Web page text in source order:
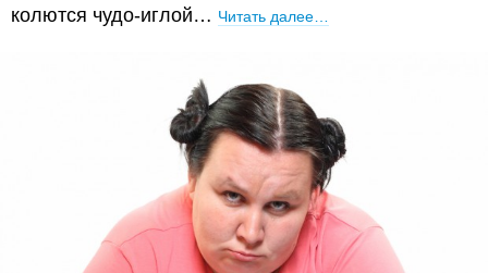
колются чудо-иглой… Читать далее…